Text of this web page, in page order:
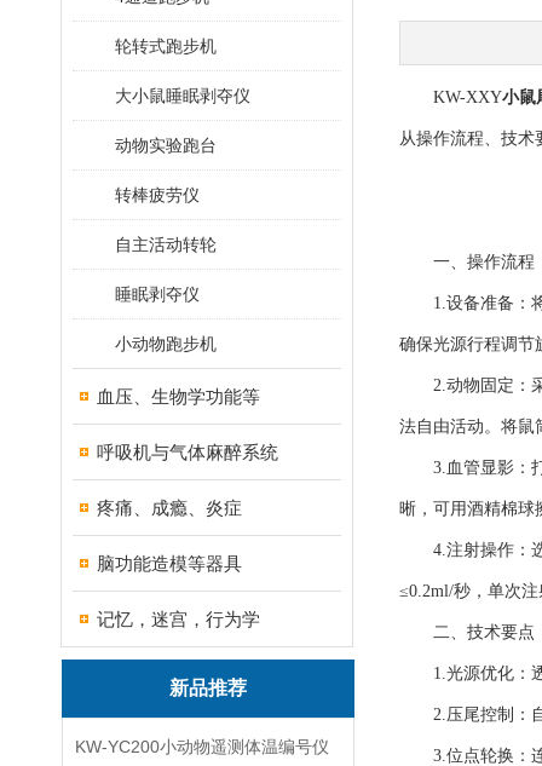
轮转式跑步机
大小鼠睡眠剥夺仪
动物实验跑台
转棒疲劳仪
自主活动转轮
睡眠剥夺仪
小动物跑步机
血压、生物学功能等
呼吸机与气体麻醉系统
疼痛、成瘾、炎症
脑功能造模等器具
记忆，迷宫，行为学
新品推荐
KW-YC200小动物遥测体温编号仪
KW-XXY小鼠
从操作流程、技术
一、操作流程
1.设备准备：将
确保光源行程调节
2.动物固定：采
法自由活动。将鼠
3.血管显影：打
晰，可用酒精棉球
4.注射操作：选
≤0.2ml/秒，单次
二、技术要点
1.光源优化：透
2.压尾控制：自
3.位点轮换：连